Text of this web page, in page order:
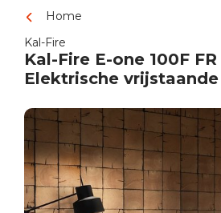
Home
Kal-Fire
Kal-Fire E-one 100F
Elektrische